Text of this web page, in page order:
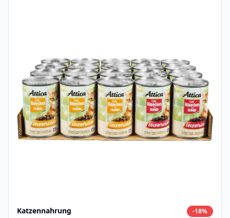
Katzennahrung -18%